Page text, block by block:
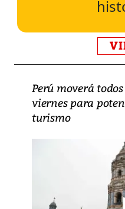
Perú moverá
viernes para
turismo